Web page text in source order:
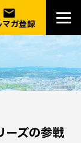
email
マガ登録
ーズの参戦